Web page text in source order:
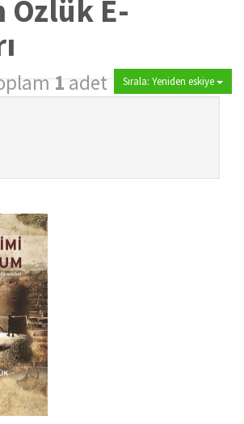
Özlük E-
1adet Sırala: Yeniden eskiye